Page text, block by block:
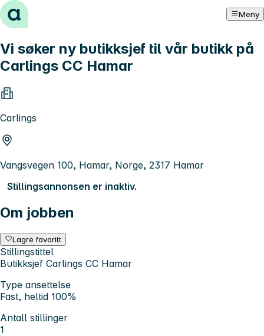
Hopp til innhold Meny
Vi søker ny butikksjef til vår butikk på
Carlings CC Hamar
Carlings
Vangsvegen 100, Hamar, Norge, 2317 Hamar
Stillingsannonsen er inaktiv.
Om jobben
Lagre favoritt
Stillingstittel
Butikksjef Carlings CC Hamar
Type ansettelse
Fast, heltid 100%
Antall stillinger
1